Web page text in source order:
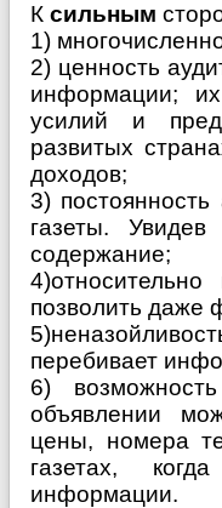
К сильным
1)
2) ценность
информации; их
усилий и
развитых
доходов;
3)
газеты.
содержание;
позволить
перебивает
6)
объявлении
цены, номера
газетах,
информации.